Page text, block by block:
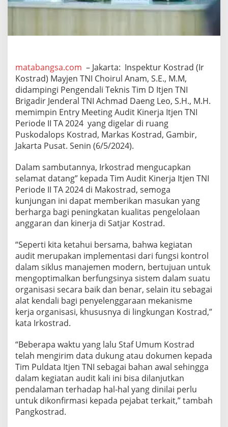
y
g
A
u
d
i
t
i
n
e
j
a
t
j
e
n
N
I
P
e
r
o
d
e
T
A
2
0
2
4
matabangsa.com – Jakarta: Inspektur Kostrad (Ir
Kostrad) Mayjen TNI Choirul Anam, S.E., M.M,
didampingi Pengendali Teknis Tim D Itjen TNI
Brigadir Jenderal TNI Achmad Daeng Leo, S.H., M.H.
memimpin Entry Meeting Audit Kinerja Itjen TNI
Periode II TA 2024 yang digelar di ruang
Puskodalops Kostrad, Markas Kostrad, Gambir,
Jakarta Pusat. Senin (6/5/2024).
Dalam sambutannya, Irkostrad mengucapkan
selamat datang” kepada Tim Audit Kinerja Itjen TNI
Periode II TA 2024 di Makostrad, semoga
kunjungan ini dapat memberikan masukan yang
berharga bagi peningkatan kualitas pengelolaan
anggaran dan kinerja di Satjar Kostrad.
“Seperti kita ketahui bersama, bahwa kegiatan
audit merupakan implementasi dari fungsi kontrol
dalam siklus manajemen modern, bertujuan untuk
mengoptimalkan berfungsinya sistem dalam suatu
organisasi secara baik dan benar, selain itu sebagai
alat kendali bagi penyelenggaraan mekanisme
kerja organisasi, khususnya di lingkungan Kostrad,”
kata Irkostrad.
“Beberapa waktu yang lalu Staf Umum Kostrad
telah mengirim data dukung atau dokumen kepada
Tim Puldata Itjen TNI sebagai bahan awal sehingga
dalam kegiatan audit kali ini bisa dilanjutkan
pendalaman terhadap hal-hal yang dinilai perlu
untuk dikonfirmasi kepada pejabat terkait,” tambah
Pangkostrad.